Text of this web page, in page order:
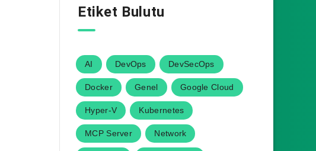
Etiket Bulutu
AI DevOps DevSecOps
Docker Genel Google Cloud
Hyper-V Kubernetes
MCP Server Network